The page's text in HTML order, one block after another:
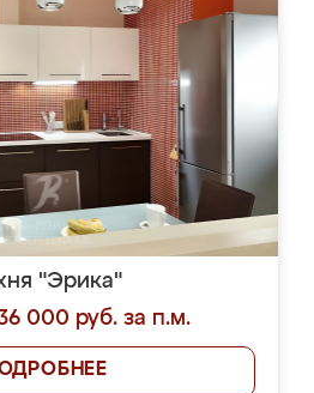
"Эрика"
000 руб. за п.м.